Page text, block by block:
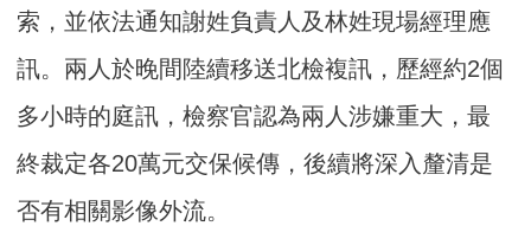
索，並依法通知謝姓負責人及林姓現場經理應
訊。兩人於晚間陸續移送北檢複訊，歷經約2個
多小時的庭訊，檢察官認為兩人涉嫌重大，最
終裁定各20萬元交保候傳，後續將深入釐清是
否有相關影像外流。